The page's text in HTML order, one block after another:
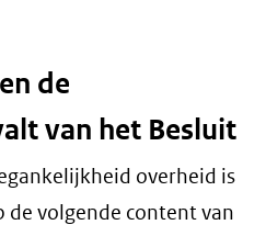
de
van het Besluit
overheid is
de volgende content van